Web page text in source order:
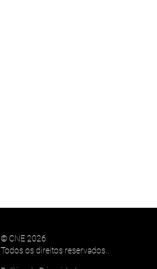
© CNE 2026
Todos os direitos reservados..